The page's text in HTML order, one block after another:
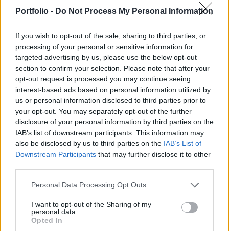
Portfolio - Do Not Process My Personal Information
If you wish to opt-out of the sale, sharing to third parties, or
processing of your personal or sensitive information for
targeted advertising by us, please use the below opt-out
section to confirm your selection. Please note that after your
opt-out request is processed you may continue seeing
interest-based ads based on personal information utilized by
us or personal information disclosed to third parties prior to
your opt-out. You may separately opt-out of the further
disclosure of your personal information by third parties on the
IAB’s list of downstream participants. This information may
also be disclosed by us to third parties on the IAB’s List of
Downstream Participants that may further disclose it to other
Personal Data Processing Opt Outs
I want to opt-out of the Sharing of my
personal data.
Opted In
tavaly ősszel érkező Kovács Zsoltot váltja. Az
állami bank a jövőben fontos szerepet fog játszani
felhasználásában.
Az uniós források hazahozatalában és hatékony
felhasználásában a jövőben fontos szerepet játszó Magyar
Fejlesztési Bank vezetésében változás történt: a bank
elnök-vezérigazgatói feladatait a jövőben Gerendás János
látja el – közölte Facebook-oldalán a gazdasági és
energetikai miniszter. ...
KEDVES OLVASÓNK!
tartozik, melynek olvasása előfizetéses
regisztrációhoz kötött.
Az előfizetés a következőket tartalmazza: